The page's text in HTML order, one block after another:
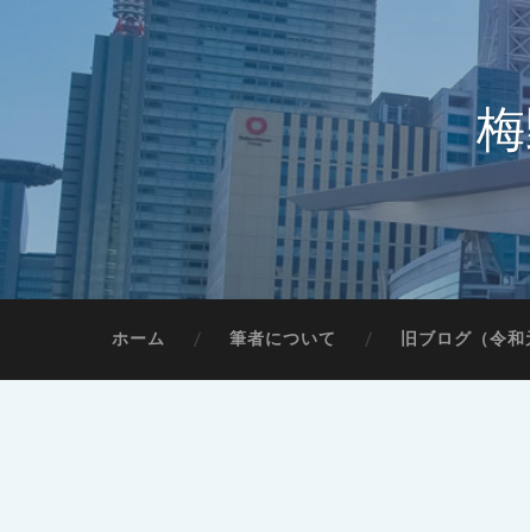
ホーム 筆者について 旧ブログ（令和